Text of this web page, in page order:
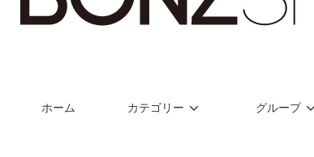
ホーム カテゴリー グループ